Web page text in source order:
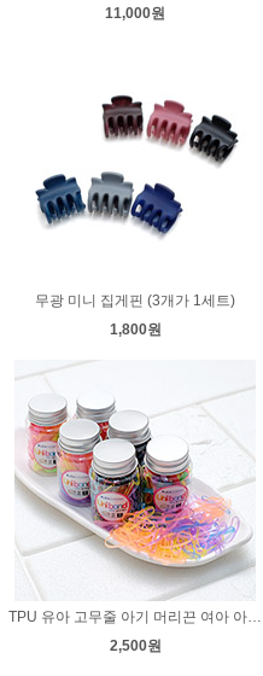
11,000원
무광 미니 집게핀 (3개가 1세트)
1,800원
TPU 유아 고무줄 아기 머리끈 여아 아동 헤어끈 머리방울
2,500원